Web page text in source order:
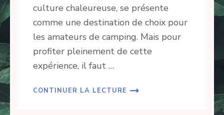
culture chaleureuse, se présente
comme une destination de choix pour
les amateurs de camping. Mais pour
profiter pleinement de cette
expérience, il faut …
CONTINUER LA LECTURE